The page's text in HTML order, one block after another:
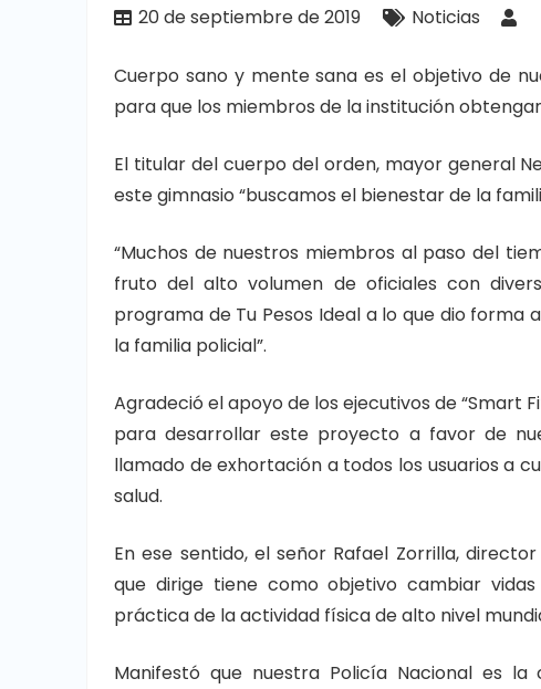
20 de septiembre de 2019 Noticias
Cuerpo sano y mente sana es el objetivo de
para que los miembros de la institución
El titular del cuerpo del orden, mayor general
este gimnasio “buscamos el bienestar de la
“Muchos de nuestros miembros al paso del
fruto del alto volumen de oficiales con
programa de Tu Pesos Ideal a lo que dio forma
la familia policial”.
Agradeció el apoyo de los ejecutivos de “Smart
para desarrollar este proyecto a favor de
llamado de exhortación a todos los usuarios a
salud.
En ese sentido, el señor Rafael Zorrilla,
que dirige tiene como objetivo cambiar
práctica de la actividad física de alto nivel
Manifestó que nuestra Policía Nacional es